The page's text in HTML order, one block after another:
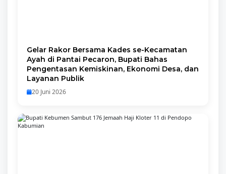
Gelar Rakor Bersama Kades se-Kecamatan
Ayah di Pantai Pecaron, Bupati Bahas
Pengentasan Kemiskinan, Ekonomi Desa, dan
Layanan Publik
20 Juni 2026